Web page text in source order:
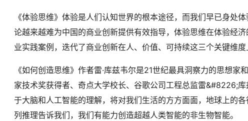
《体验思维》体验是人们认知世界的根本途径，而我们早已身处
论越来越难为中国的商业创新提供有效指导，体验思维在体验经
业实践案例，迭代了商业创新在人、价值、可持续这三个关键维
《如何创造思维》作者雷·库兹韦尔是21世纪最具洞察力的思想
家技术奖获得者、奇点大学校长、谷歌公司工程总监雷&#8226;
于大脑和人工智能的理解，将对我们生活的方方面面，地球上的
列推理告诉我们，我们有能力创造超越人类智能的非生物智能。